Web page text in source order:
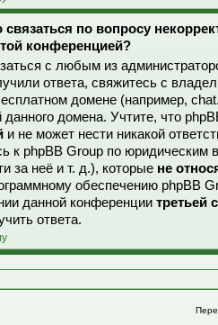
по вопросу
конференцией?
с любым из
ответа, свяжитесь с
домене (например,
данного домена. Учтите, что
и не может нести никакой
к phpBB Group по юридическим
за неё и т. д.), которые не
обеспечению phpBB
данной конференции третьей
ответа.